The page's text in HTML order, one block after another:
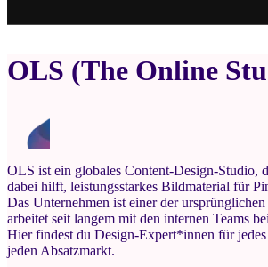
OLS (The Online
OLS ist ein globales Content-Design-Studio,
dabei hilft, leistungsstarkes Bildmaterial für
Das Unternehmen ist einer der
arbeitet seit langem mit den internen Teams
Hier findest du Design-Expert*innen für
jeden Absatzmarkt.